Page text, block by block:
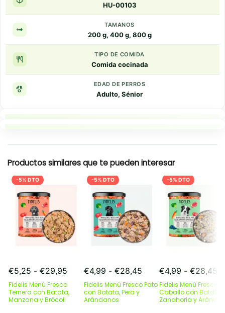
HU-00103
TAMANOS
200 g, 400 g, 800 g
TIPO DE COMIDA
Comida cocinada
EDAD DE PERROS
Adulto, Sénior
Productos similares que te pueden interesar
-5% DTO
€5,25 - €29,95 Rango
precios:
desde
Fidelis Menú Fresco
Ternera con Batata,
Manzana y Brócoli
-5% DTO
€4,99 - €28,45 Rango
de
precios:
desde
Fidelis Menú Fresco Pato
con Batata, Pera y
Arándanos
-5% DTO
€4,99 - €28,45
Fidelis Menú Fresco
Caballo con Batata,
Zanahoria y